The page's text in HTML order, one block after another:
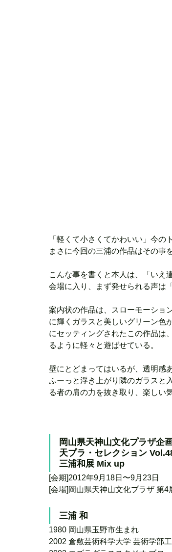
「軽くて小さくてかわいい」今の
まさに今回の三浦の作品はその事
こんな事を書くと本人は、「いえ
会場に入り、まず発せられる声は
案内状の作品は、スローモーショ
に輝くガラスと美しいグリーン色
にセッティングされたこの作品は
るように軽々と遊ばせている。
壁にとどまってはいるが、透明感
ふーっと浮き上がり隣のガラスと
る者の肩の力を抜き取り、楽しい
岡山県天神山文化プラザ企
天プラ・セレクション
三浦和展 Mix up
[会期]2012年9月18日〜9月23日
[会場]岡山県天神山文化プラザ 第4
三浦 和
1980 岡山県玉野市生まれ
2002 倉敷芸術科学大学 芸術学部